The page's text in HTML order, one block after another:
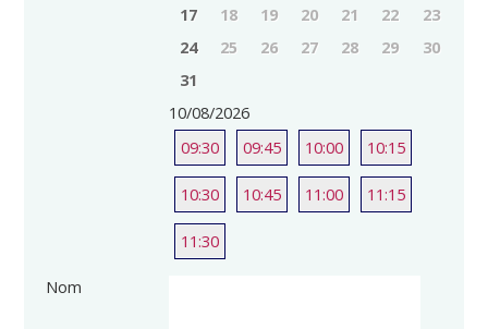
17 18 19 20 21 22
23
24
25 26 27 28 29
30
31
10/08/2026
09:30
09:45 10:00 10:15
10:30 10:45 11:00 11:15
11:30
Nom